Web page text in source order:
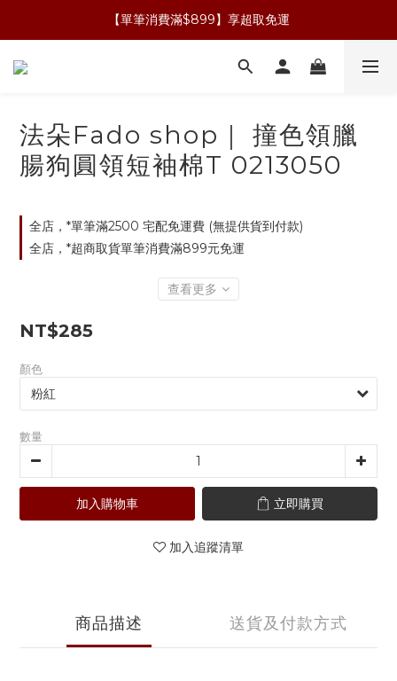
【單筆消費滿$899】享超取免運
法朵Fado shop｜ 撞色領臘
腸狗圓領短袖棉T 0213050
全店，*單筆滿2500 宅配免運費 (無提供貨到付款)
全店，*超商取貨單筆消費滿899元免運
查看更多
NT$285
顏色
數量
加入購物車 立即購買
加入追蹤清單
商品描述 送貨及付款方式